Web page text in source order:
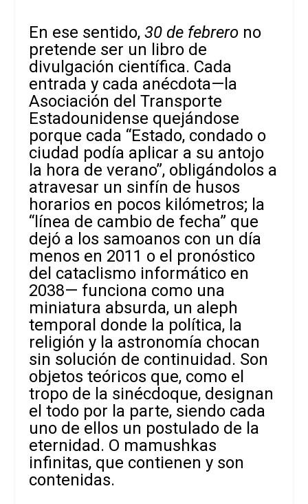
En ese sentido,30 de febrero no
pretende ser un libro de
divulgación científica. Cada
entrada y cada anécdota—la
Asociación del Transporte
Estadounidense quejándose
porque cada “Estado, condado o
ciudad podía aplicar a su antojo
la hora de verano”, obligándolos a
atravesar un sinfín de husos
horarios en pocos kilómetros; la
“línea de cambio de fecha” que
dejó a los samoanos con un día
menos en 2011 o el pronóstico
del cataclismo informático en
2038— funciona como una
miniatura absurda, un aleph
temporal donde la política, la
religión y la astronomía chocan
sin solución de continuidad. Son
objetos teóricos que, como el
tropo de la sinécdoque, designan
el todo por la parte, siendo cada
uno de ellos un postulado de la
eternidad. O mamushkas
infinitas, que contienen y son
contenidas.